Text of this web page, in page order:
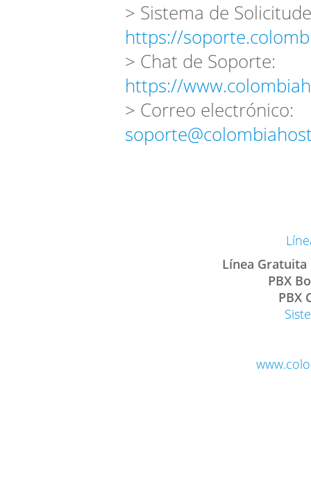
> Sistema de
https://
> Chat de Soporte:
https://
> Correo electrónico:
Línea Gratuita
PBX
PBX